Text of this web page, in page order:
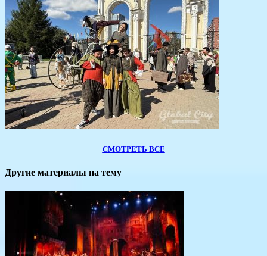
СМОТРЕТЬ ВСЕ
Другие материалы на тему